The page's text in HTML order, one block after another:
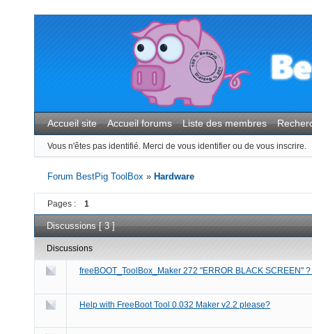
Accueil site Accueil forums Liste des membres
Vous n'êtes pas identifié. Merci de vous identifier ou de vous inscrire.
Forum BestPig ToolBox » Hardware
Pages : 1
Discussions [ 3 ]
Discussions
freeBOOT_ToolBox_Maker 272 "ERROR BLACK SCREEN"
Help with FreeBoot Tool 0.032 Maker v2.2 please?